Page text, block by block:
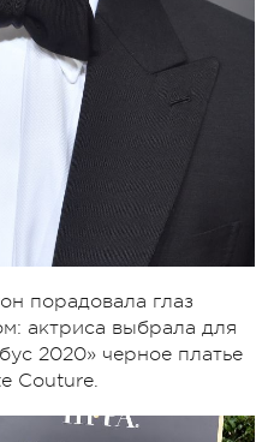
порадовала глаз
актриса выбрала для
2020» черное платье
Couture.